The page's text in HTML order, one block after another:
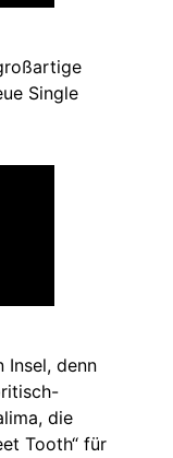
Single
Insel, denn
die
Tooth“ für